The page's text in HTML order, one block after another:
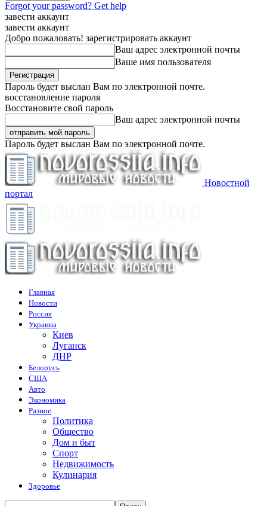
Forgot your password? Get help
завести аккаунт
завести аккаунт
Добро пожаловать! зарегистрировать аккаунт
Ваш адрес электронной почты
Ваше имя пользователя
Пароль будет выслан Вам по электронной почте.
восстановление пароля
Восстановите свой пароль
Ваш адрес электронной почты
Пароль будет выслан Вам по электронной почте.
Новостной
портал
Главная
Новости
Россия
Украина
Киев
Луганск
ДНР
Белорусь
США
Авто
Экономика
Разное
Политика
Общество
Дом и быт
Спорт
Недвижимость
Кулинария
Здоровье